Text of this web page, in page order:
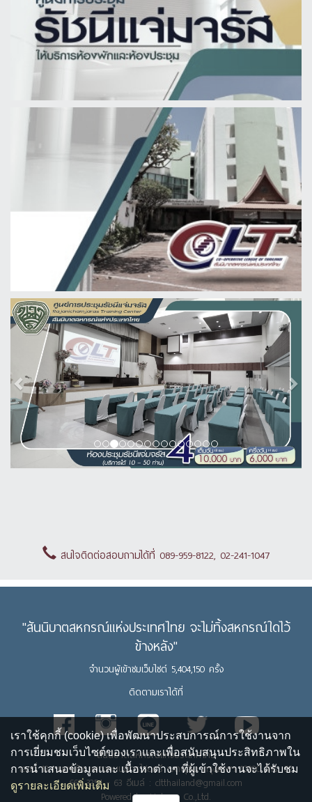
Previous
สนใจติดต่อสอบถามได้ที่ 089-959-8122, 02-241-1047
"สันนิบาตสหกรณ์แห่งประเทศไทย จะไม่ทิ้งสหกรณ์ใดไว้
ข้างหลัง"
จำนวนผู้เข้าชมเว็บไซต์ 5,404,150 ครั้ง
ติดตามเราได้ที่
สันนิบาตสหกรณ์แห่งประเทศไทย
เลขที่ 13 ถนนพิชัย แขวงถนนนครไชยศรี เขตดุสิต กรุงเทพฯ 10300 โทร. 02
669 3254 - 63 อีเมล์ : cltthailand@gmail.com
Powered by Upbean Co.,Ltd.
เราใช้คุกกี้ (cookie) เพื่อพัฒนาประสบการณ์การใช้งานจาก
การเยี่ยมชมเว็บไซต์ของเราและเพื่อสนับสนุนประสิทธิภาพใน
การนำเสนอข้อมูลและ เนื้อหาต่างๆ ที่ผู้เข้าใช้งานจะได้รับชม
ดูรายละเอียดเพิ่มเติม